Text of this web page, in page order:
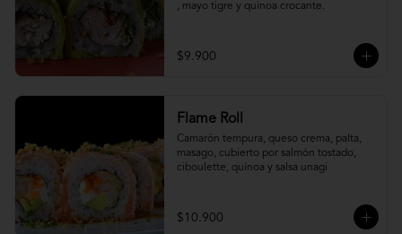
, mayo tigre y quinoa crocante.
$9.900
Flame Roll
Camarón tempura, queso crema, palta,
masago, cubierto por salmón tostado,
ciboulette, quínoa y salsa unagi
$10.900